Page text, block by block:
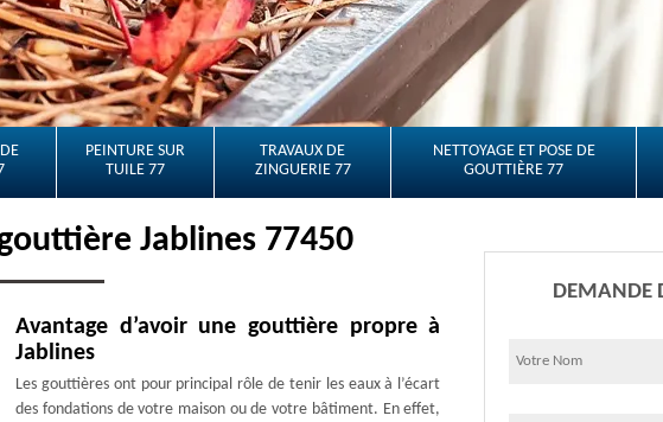
PEINTURE SUR
TUILE 77
TRAVAUX DE
ZINGUERIE 77
NETTOYAGE ET POSE DE
GOUTTIÈRE 77
Jablines 77450
Avantage d’avoir une gouttière propre à
Jablines
Les gouttières ont pour principal rôle de tenir les eaux à l’écart
des fondations de votre maison ou de votre bâtiment. En effet,
DEMANDE